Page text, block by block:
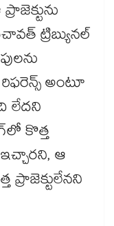
ట్రిబ్యునల్​
అంటూ
లేదని
కొత్త
ఇచ్చారని, ఆ